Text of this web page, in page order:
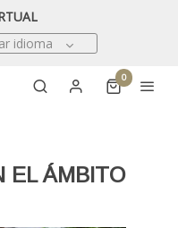
idioma
0
EL ÁMBITO